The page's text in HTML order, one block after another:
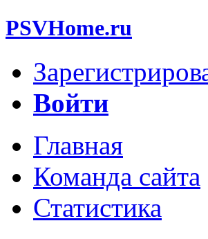
PSVHome.ru
Войти
Главная
Команда сайта
Статистика